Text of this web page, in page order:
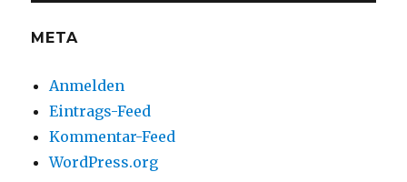
META
Anmelden
Eintrags-Feed
Kommentar-Feed
WordPress.org